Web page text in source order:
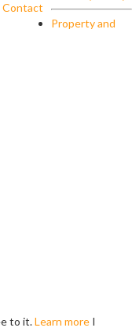
Contact
Property and
to it.Learn more I